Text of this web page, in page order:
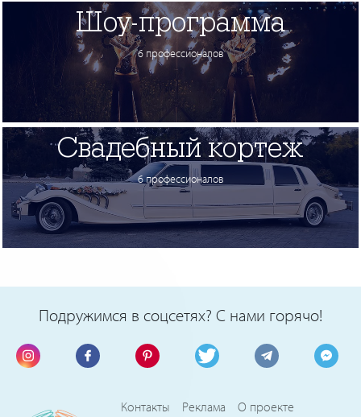
Шоу-программа
6 профессионалов
Свадебный кортеж
6 профессионалов
Подружимся в соцсетях? С нами горячо!
Контакты Реклама О проекте